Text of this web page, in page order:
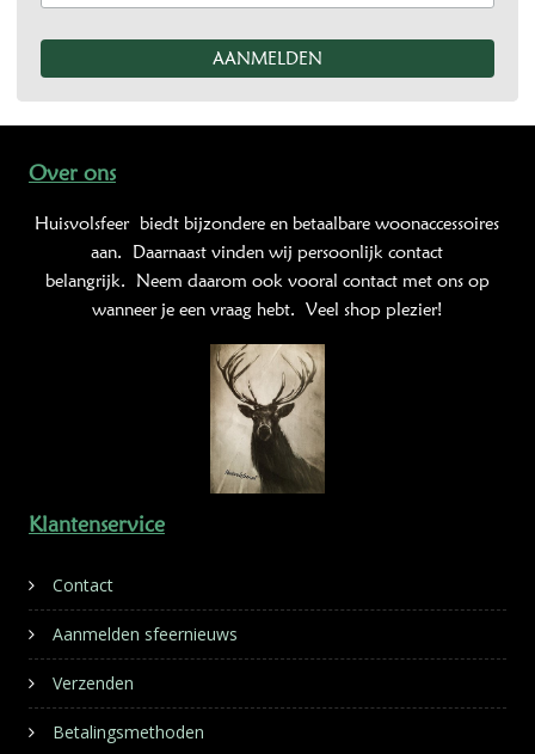
Over ons
Huisvolsfeer biedt bijzondere en betaalbare woonaccessoires
aan. Daarnaast vinden wij persoonlijk contact
belangrijk. Neem daarom ook vooral contact met ons op
wanneer je een vraag hebt. Veel shop plezier!
Klantenservice
Contact
Aanmelden sfeernieuws
Verzenden
Betalingsmethoden